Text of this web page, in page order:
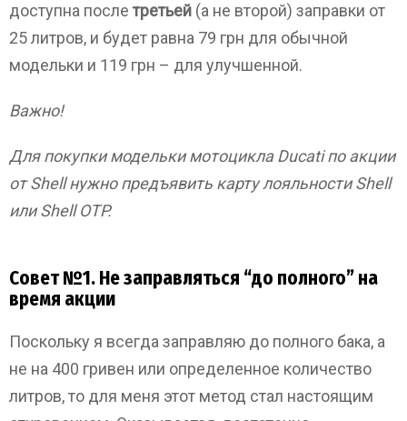
доступна после третьей (а не второй) заправки от
25 литров, и будет равна 79 грн для обычной
модельки и 119 грн – для улучшенной.
Важно!
Для покупки модельки мотоцикла Ducati по акции
от Shell нужно предъявить карту лояльности Shell
или Shell OTP.
Совет №1. Не заправляться “до полного” на
время акции
Поскольку я всегда заправляю до полного бака, а
не на 400 гривен или определенное количество
литров, то для меня этот метод стал настоящим